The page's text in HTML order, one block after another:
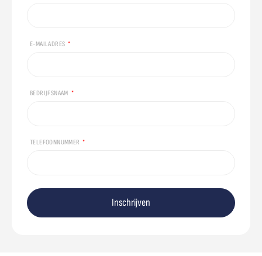
E-MAILADRES
BEDRIJFSNAAM
TELEFOONNUMMER
Inschrijven